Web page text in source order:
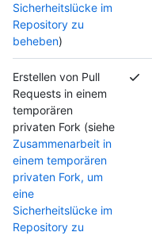
Sicherheitslücke im
Repository zu
beheben)
Erstellen von Pull
Requests in einem
temporären
privaten Fork (siehe
Zusammenarbeit in
einem temporären
privaten Fork, um
eine
Sicherheitslücke im
Repository zu